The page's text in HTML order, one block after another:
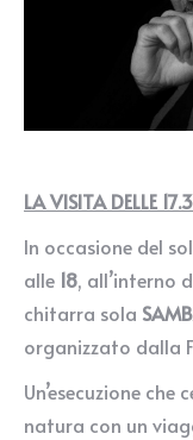
LA VISITA DELLE
In occasione del
alle 18, all’interno
chitarra sola
organizzato dalla
Un’esecuzione
natura con un